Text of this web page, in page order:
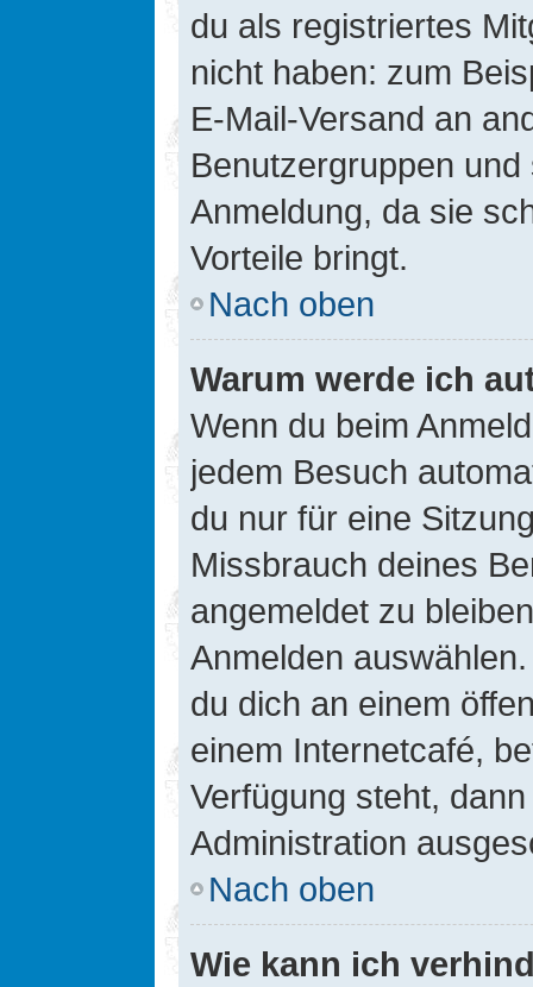
du als registriertes
nicht haben: zum
E-Mail-Versand an
Benutzergruppen
Anmeldung, da sie
Vorteile bringt.
Nach oben
Warum werde ich
Wenn du beim
jedem Besuch
du nur für eine
Missbrauch deines
angemeldet zu
Anmelden
du dich an einem
einem Internetcafé,
Verfügung steht,
Administration
Nach oben
Wie kann ich